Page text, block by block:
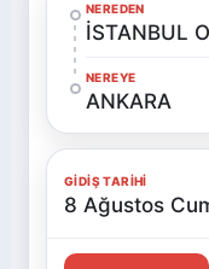
NEREDEN
İSTANBUL
NEREYE
ANKARA
GIDIŞ TARIHI
8 Ağustos